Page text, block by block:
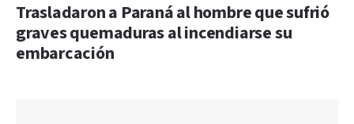
Trasladaron a Paraná al hombre que sufrió
graves quemaduras al incendiarse su
embarcación